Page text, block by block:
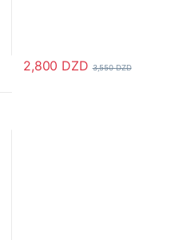
2,800 DZD 3,550DZD